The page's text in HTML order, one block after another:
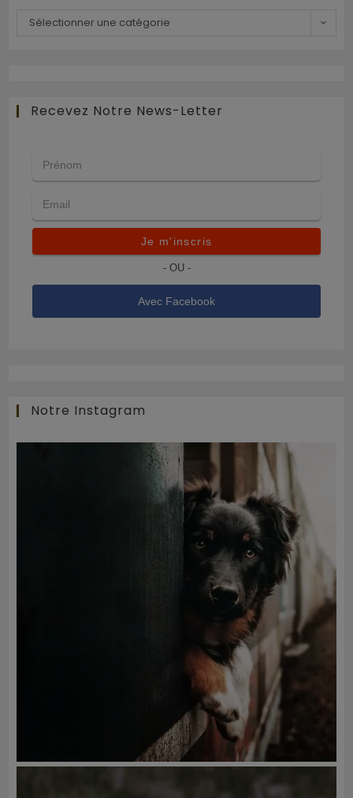
Sélectionner une catégorie
Recevez Notre News-Letter
Je m'inscris
- OU -
Avec Facebook
Notre Instagram